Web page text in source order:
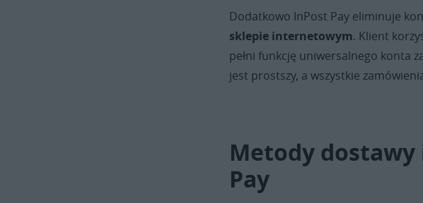
Dodatkowo InPost Pay eliminuje
sklepie internetowym. Klient
pełni funkcję uniwersalnego konta
jest prostszy, a wszystkie
Metody dostawy
Pay